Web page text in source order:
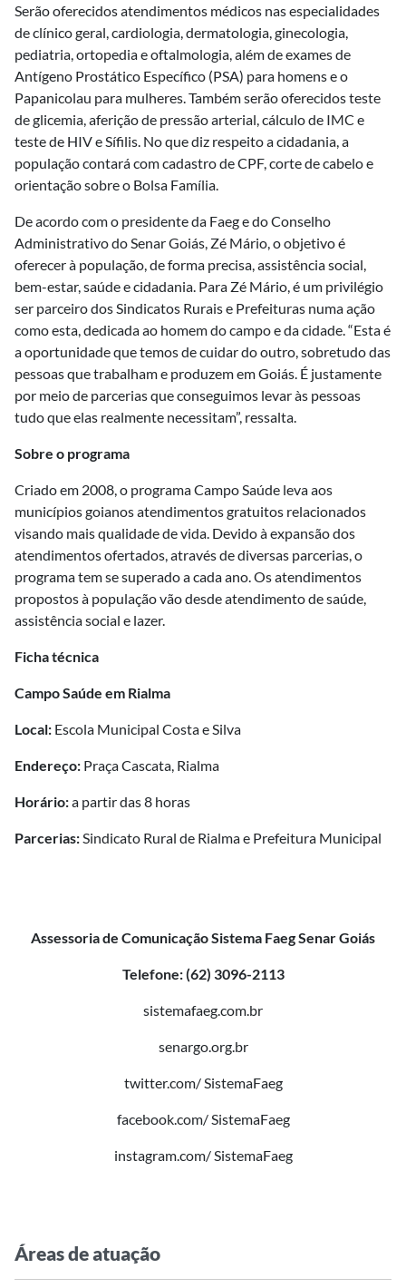
Serão oferecidos atendimentos médicos nas especialidades
de clínico geral, cardiologia, dermatologia, ginecologia,
pediatria, ortopedia e oftalmologia, além de exames de
Antígeno Prostático Específico (PSA) para homens e o
Papanicolau para mulheres. Também serão oferecidos teste
de glicemia, aferição de pressão arterial, cálculo de IMC e
teste de HIV e Sífilis. No que diz respeito a cidadania, a
população contará com cadastro de CPF, corte de cabelo e
orientação sobre o Bolsa Família.
De acordo com o presidente da Faeg e do Conselho
Administrativo do Senar Goiás, Zé Mário, o objetivo é
oferecer à população, de forma precisa, assistência social,
bem-estar, saúde e cidadania. Para Zé Mário, é um privilégio
ser parceiro dos Sindicatos Rurais e Prefeituras numa ação
como esta, dedicada ao homem do campo e da cidade. “Esta é
a oportunidade que temos de cuidar do outro, sobretudo das
pessoas que trabalham e produzem em Goiás. É justamente
por meio de parcerias que conseguimos levar às pessoas
tudo que elas realmente necessitam”, ressalta.
Sobre o programa
Criado em 2008, o programa Campo Saúde leva aos
municípios goianos atendimentos gratuitos relacionados
visando mais qualidade de vida. Devido à expansão dos
atendimentos ofertados, através de diversas parcerias, o
programa tem se superado a cada ano. Os atendimentos
propostos à população vão desde atendimento de saúde,
assistência social e lazer.
Ficha técnica
Campo Saúde em Rialma
Local: Escola Municipal Costa e Silva
Endereço: Praça Cascata, Rialma
Horário:a partir das 8 horas
Parcerias: Sindicato Rural de Rialma e Prefeitura Municipal
Assessoria de Comunicação Sistema Faeg Senar Goiás
Telefone: (62) 3096-2113
sistemafaeg.com.br
senargo.org.br
twitter.com/ SistemaFaeg
facebook.com/ SistemaFaeg
instagram.com/ SistemaFaeg
Áreas de atuação